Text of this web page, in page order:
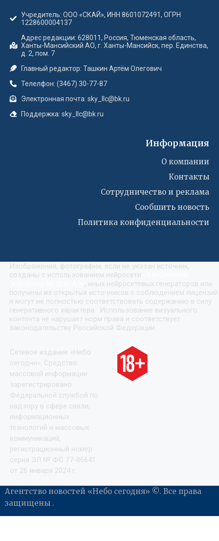
Учредитель: ООО «СКАЙ», ИНН 8601072491, ОГРН
1228600004137
Адрес редакции: 628011, Россия, Тюменская область,
Ханты-Мансийский АО, г. Ханты-Мансийск, пер. Единства,
д. 2, пом. 7
Главный редактор: Ташкин Артём Олегович
Телелфон: (3467) 30-77-87
Электронная почта: sky_llc@bk.ru
Поддержка: sky_llc@bk.ru
Информация
О компании
Контакты
Сотрудничество и реклама
Сообшить новость
Политика конфиденциальности
Изображения, фотографии, если не указан источник,
созданы с использованием нейросети
, иных нейросетевых генераторов или
получены из открытых источников с соблюдением лицензий
и могут не полностью соответствовать содержанию в силу
генеративного характера. Использование визуального
контента не нарушает норм права и соответствует
законодательству Российской Федерации.
Сетевое издание «Небо
сегодня». Средство
массовой информации
зарегистрировано
Федеральной службой по
надзору в сфере связи,
информационных
технологий и массовых
коммуникаций,
регистрационный номер
серия ЭЛ № ФС 77-86641
от 26 января 2024 г.
Агентство новостей «Небо сегодня» ©. Все права
защищены .